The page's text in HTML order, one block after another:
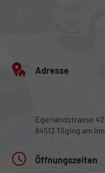
Adresse
Egerlandstrasse 42
84513 Töging am Inn
Öffnungszeiten